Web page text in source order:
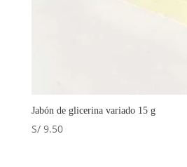
Jabón de glicerina variado 15 g
S/9.50